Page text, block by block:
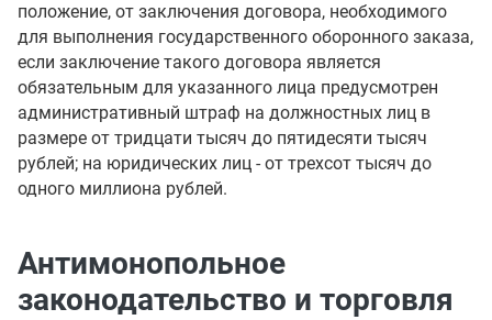
положение, от заключения договора, необходимого
для выполнения государственного оборонного заказа,
если заключение такого договора является
обязательным для указанного лица предусмотрен
административный штраф на должностных лиц в
размере от тридцати тысяч до пятидесяти тысяч
рублей; на юридических лиц - от трехсот тысяч до
одного миллиона рублей.
Антимонопольное
законодательство и торговля